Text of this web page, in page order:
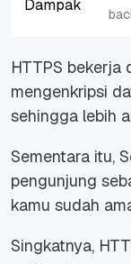
Dampak
HTTPS bekerja
mengenkripsi
sehingga lebih
Sementara itu,
pengunjung
kamu sudah
Singkatnya,